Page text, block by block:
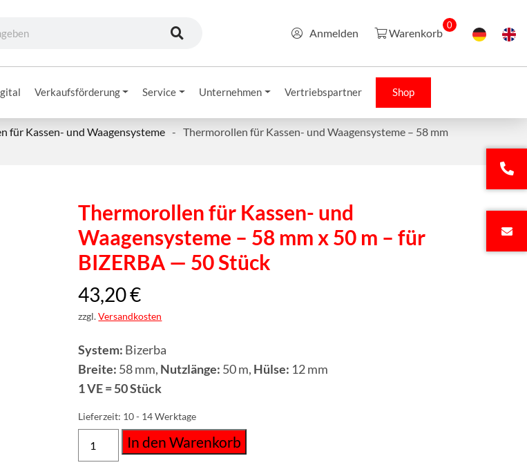
Anmelden Warenkorb
0
Verkaufsförderung Service Unternehmen Vertriebspartner Shop
für Kassen- und Waagensysteme - Thermorollen für Kassen- und Waagensysteme – 58 mm
Thermorollen für Kassen- und
Waagensysteme – 58 mm x 50 m – für
BIZERBA — 50 Stück
43,20€
zzgl.Versandkosten
System: Bizerba
Breite: 58 mm, Nutzlänge: 50 m, Hülse: 12 mm
1 VE = 50 Stück
Lieferzeit: 10 - 14 Werktage
In den Warenkorb